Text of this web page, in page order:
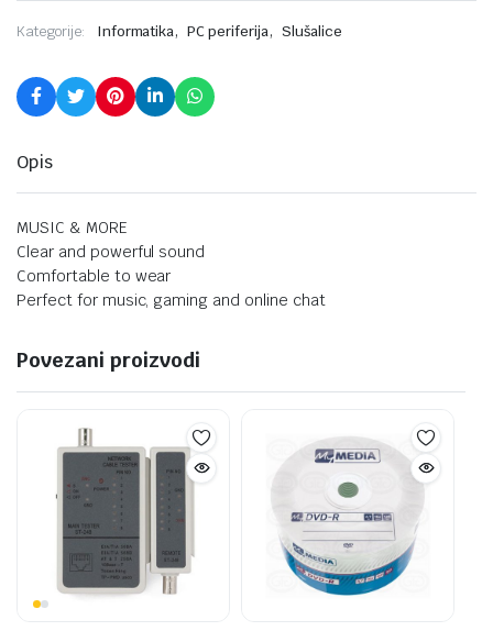
Kategorije: Informatika, PC periferija, Slušalice
Opis
MUSIC & MORE
Clear and powerful sound
Comfortable to wear
Perfect for music, gaming and online chat
Povezani proizvodi